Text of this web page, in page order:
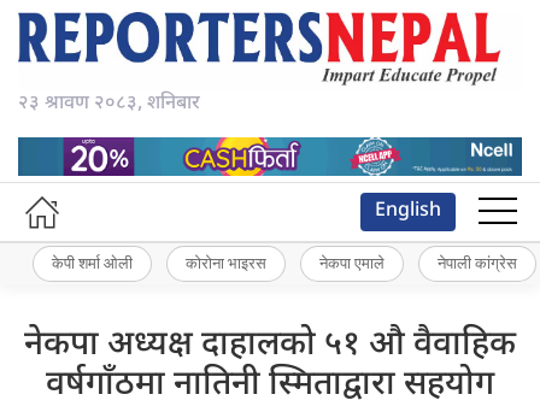
२३ श्रावण २०८३, शनिबार
English
केपी शर्मा ओली कोरोना भाइरस नेकपा एमाले नेपाली कांग्रेस
नेकपा अध्यक्ष दाहालको ५१ औ वैवाहिक
वर्षगाँठमा नातिनी स्मिताद्वारा सहयोग